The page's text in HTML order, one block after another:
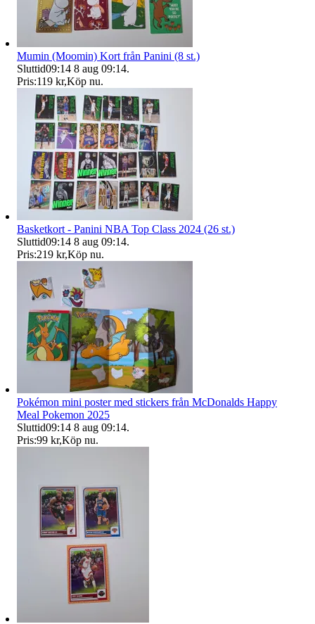
Mumin (Moomin) Kort från Panini (8 st.)
Sluttid09:14 8 aug 09:14.
Pris:119 kr,Köp nu.
Basketkort - Panini NBA Top Class 2024 (26 st.)
Sluttid09:14 8 aug 09:14.
Pris:219 kr,Köp nu.
Pokémon mini poster med stickers från McDonalds Happy
Meal Pokemon 2025
Sluttid09:14 8 aug 09:14.
Pris:99 kr,Köp nu.